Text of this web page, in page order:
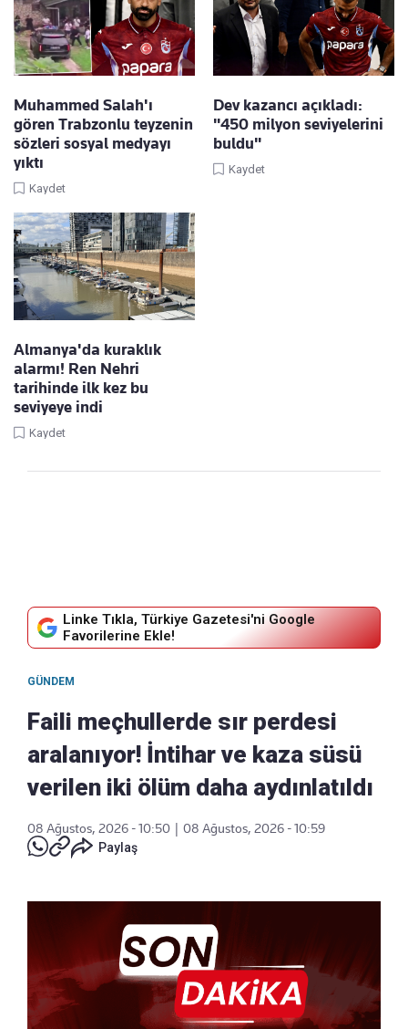
Muhammed Salah'ı
gören Trabzonlu teyzenin
sözleri sosyal medyayı
yıktı
Kaydet
Dev kazancı açıkladı:
"450 milyon seviyelerini
buldu"
Kaydet
Almanya'da kuraklık
alarmı! Ren Nehri
tarihinde ilk kez bu
seviyeye indi
Kaydet
Linke Tıkla, Türkiye Gazetesi'ni Google
Favorilerine Ekle!
GÜNDEM
Faili meçhullerde sır perdesi
aralanıyor! İntihar ve kaza süsü
verilen iki ölüm daha aydınlatıldı
08 Ağustos, 2026 - 10:50
08 Ağustos, 2026 - 10:59
Paylaş